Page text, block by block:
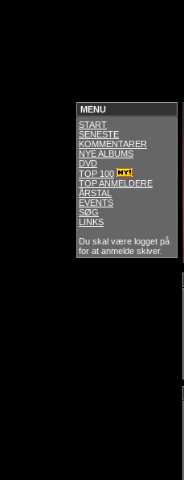
MENU
START
SENESTE
KOMMENTARER
NYE ALBUMS
DVD
TOP 100
TOP ANMELDERE
ÅRSTAL
EVENTS
SØG
LINKS
Du skal være logget på
for at anmelde skiver.